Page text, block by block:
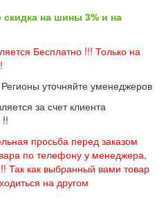
скидка на шины 3% и на
Бесплатно !!! Только на
уточняйте уменеджеров
за счет клиента
просьба перед заказом
по телефону у менеджера,
Так как выбранный вами товар
на другом